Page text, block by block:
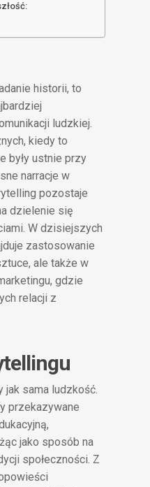
historii, to
ludzkiej.
kiedy to
były ustnie przy
narracje w
pozostaje
dzielenie się
W dzisiejszych
zastosowanie
ale także w
gdzie
relacji z
sama ludzkość.
przekazywane
jako sposób na
społeczności. Z